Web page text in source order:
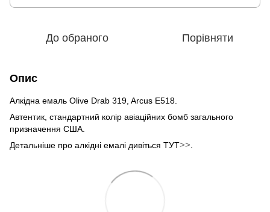
До обраного Порівняти
Опис
Алкідна емаль Olive Drab 319, Arcus E518.
Автентик, стандартний колір авіаційних бомб загального
призначення США.
Детальніше про алкідні емалі дивіться ТУТ>>.